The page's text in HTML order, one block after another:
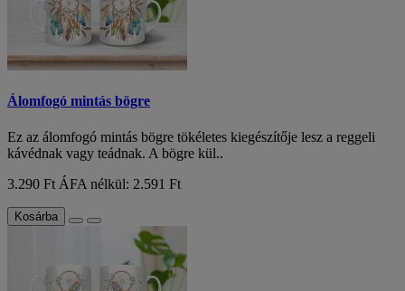
Álomfogó mintás bögre
Ez az álomfogó mintás bögre tökéletes kiegészítője lesz a reggeli
kávédnak vagy teádnak. A bögre kül..
3.290 Ft ÁFA nélkül: 2.591 Ft
Kosárba